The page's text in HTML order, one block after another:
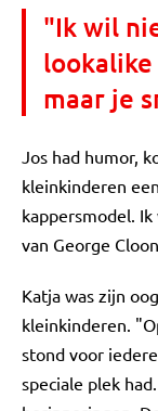
"Ik wil
lookalike
maar je
Jos had humor,
kleinkinderen
kappersmodel.
van George
Katja was zijn
kleinkinderen.
stond voor
speciale plek